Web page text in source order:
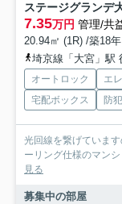
ステージグランデ
7.35万円 管理/共
20.94㎡ (1R) /築18
埼京線「大宮」駅
オートロック エ
宅配ボックス
防
光回線を繋げていま
ーリング仕様のマン
見る
募集中の部屋